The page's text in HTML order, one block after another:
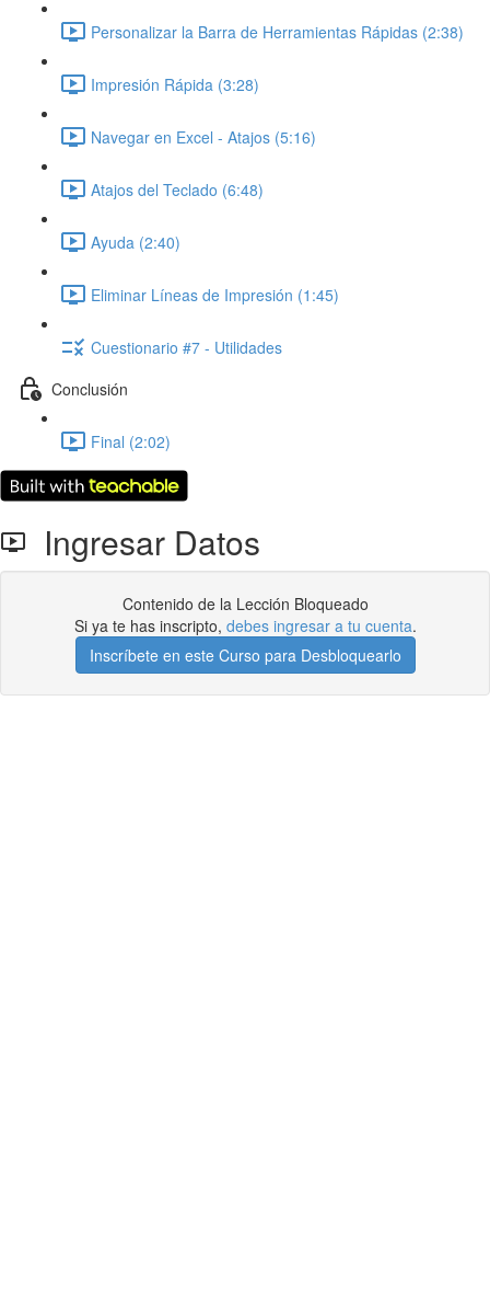
Personalizar la Barra de Herramientas Rápidas (2:38)
Impresión Rápida (3:28)
Navegar en Excel - Atajos (5:16)
Atajos del Teclado (6:48)
Ayuda (2:40)
Eliminar Líneas de Impresión (1:45)
Cuestionario #7 - Utilidades
Conclusión
Final (2:02)
Ingresar Datos
Contenido de la Lección Bloqueado
Si ya te has inscripto, debes ingresar a tu cuenta.
Inscríbete en este Curso para Desbloquearlo